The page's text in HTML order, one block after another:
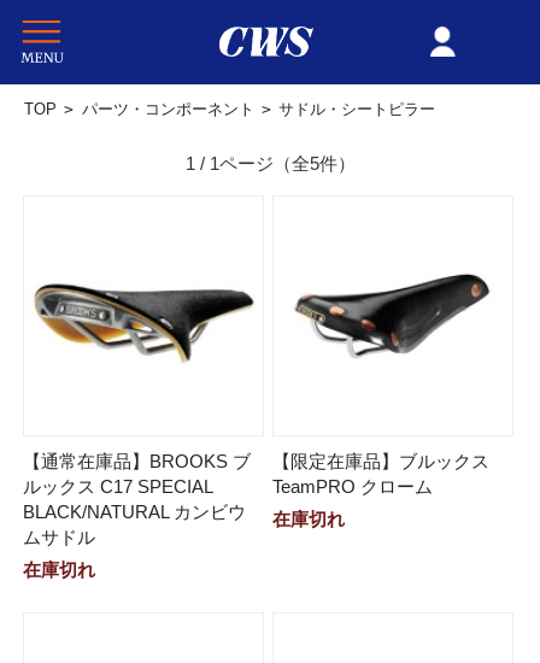
TOP > パーツ・コンポーネント > サドル・シートピラー
1 / 1ページ （全5件）
【通常在庫品】BROOKS ブ
ルックス C17 SPECIAL
BLACK/NATURAL カンビウ
ムサドル
在庫切れ
【限定在庫品】ブルックス
TeamPRO クローム
在庫切れ